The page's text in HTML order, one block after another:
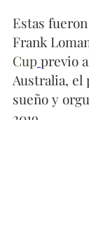
Estas
Frank
Cupprevio
Australia,
sueño y
2019.